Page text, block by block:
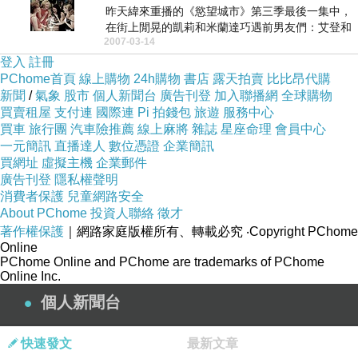
昨天緯來重播的《慾望城市》第三季最後一集中，
在街上閒晃的凱莉和米蘭達巧遇前男友們：艾登和
史蒂夫，因為...
2007-03-14
登入 註冊
PChome首頁 線上購物 24h購物 書店 露天拍賣 比比昂代購
新聞 /氣象 股市 個人新聞台 廣告刊登 加入聯播網 全球購物
買賣租屋 支付連 國際連 Pi 拍錢包 旅遊 服務中心
買車 旅行團 汽車險推薦 線上麻將 雜誌 星座命理 會員中心
一元簡訊 直播達人 數位憑證 企業簡訊
買網址 虛擬主機 企業郵件
廣告刊登 隱私權聲明
消費者保護 兒童網路安全
About PChome 投資人聯絡 徵才
著作權保護 ｜網路家庭版權所有、轉載必究 ‧Copyright PChome
Online
PChome Online and PChome are trademarks of PChome
Online Inc.
個人新聞台
快速發文 最新文章